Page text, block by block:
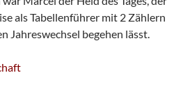
als Tabellenführer mit 2 Zählern
Jahreswechsel begehen lässt.